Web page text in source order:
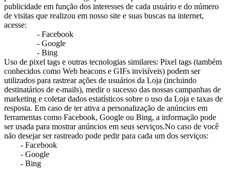
publicidade em função dos interesses de cada usuário e do número
de visitas que realizou em nosso site e suas buscas na internet,
acesse:
- Facebook
- Google
- Bing
Uso de pixel tags e outras tecnologias similares: Pixel tags (também
conhecidos como Web beacons e GIFs invisíveis) podem ser
utilizados para rastrear ações de usuários da Loja (incluindo
destinatários de e-mails), medir o sucesso das nossas campanhas de
marketing e coletar dados estatísticos sobre o uso da Loja e taxas de
resposta. Em caso de ter ativa a personalização de anúncios em
ferramentas como Facebook, Google ou Bing, a informação pode
ser usada para mostrar anúncios em seus serviços.No caso de você
não desejar ser rastreado pode pedir para cada um dos serviços:
- Facebook
- Google
- Bing